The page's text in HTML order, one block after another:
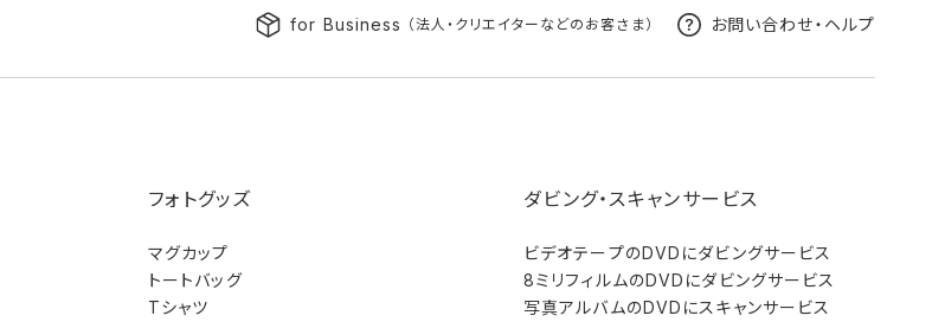
for Business （法人・クリエイターなどのお客さま） お問い合わせ・ヘルプ
フォトグッズ
マグカップ
トートバッグ
Tシャツ
ダビング・スキャンサービス
ビデオテープのDVDにダビングサービス
8ミリフィルムのDVDにダビングサービス
写真アルバムのDVDにスキャンサービス